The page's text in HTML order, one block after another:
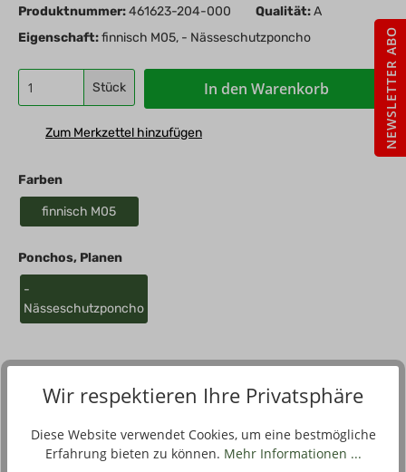
Produktnummer:461623-204-000 Qualität:A
Eigenschaft:finnisch M05, - Nässeschutzponcho
Stück In den Warenkorb
Zum Merkzettel hinzufügen
Farben
finnisch M05
Ponchos, Planen
-
Nässeschutzponcho
Beschreibung
Der klassische Poncho ist nach wie vor ein unverzichtbares
Ausrüstungsdetail, wenn es um einfachen, schnellen und
Wir respektieren Ihre Privatsphäre
Diese Website verwendet Cookies, um eine bestmögliche
Erfahrung bieten zu können. Mehr Informationen ...
NEWSLETTER ABO